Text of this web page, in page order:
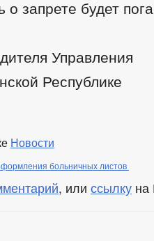
о запрете будет
Управления
Республике
Новости
больничных листов
, или ссылку на